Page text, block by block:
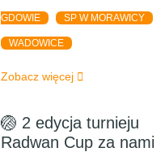
GDOWIE SP W MORAWICY
WADOWICE
Zobacz więcej
🏐 2 edycja turnieju
Radwan Cup za nami